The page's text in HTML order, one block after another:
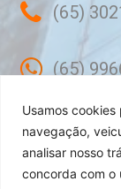
Usamos
navegação,
analisar nosso
concorda com o
(65)
(65)
Rua